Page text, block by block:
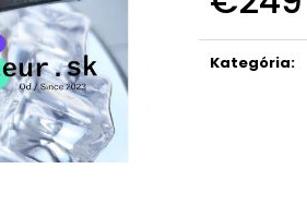
cena:
Kategória: